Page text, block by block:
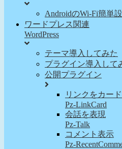
AndroidのWi-Fi簡単
ワードプレス関連
WordPress
テーマ導入してみた
プラグイン導入して
公開プラグイン
リンクをカー
Pz-LinkCard
会話を表現
Pz-Talk
コメント表示
Pz-